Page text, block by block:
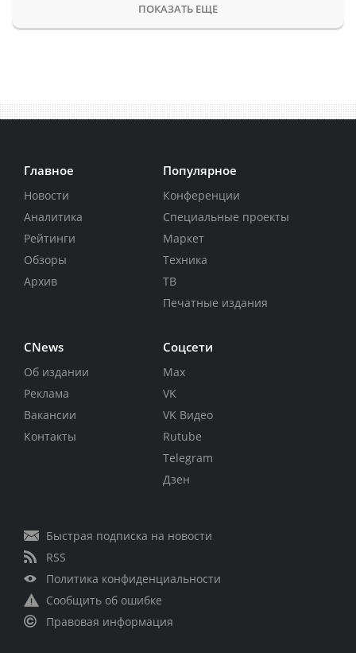
ПОКАЗАТЬ ЕЩЕ
Главное
Новости
Аналитика
Рейтинги
Обзоры
Архив
Популярное
Конференции
Специальные проекты
Маркет
Техника
ТВ
Печатные издания
CNews
Об издании
Реклама
Вакансии
Контакты
Соцсети
Max
VK
VK Видео
Rutube
Telegram
Дзен
Быстрая подписка на новости
RSS
Политика конфиденциальности
Сообщить об ошибке
Правовая информация